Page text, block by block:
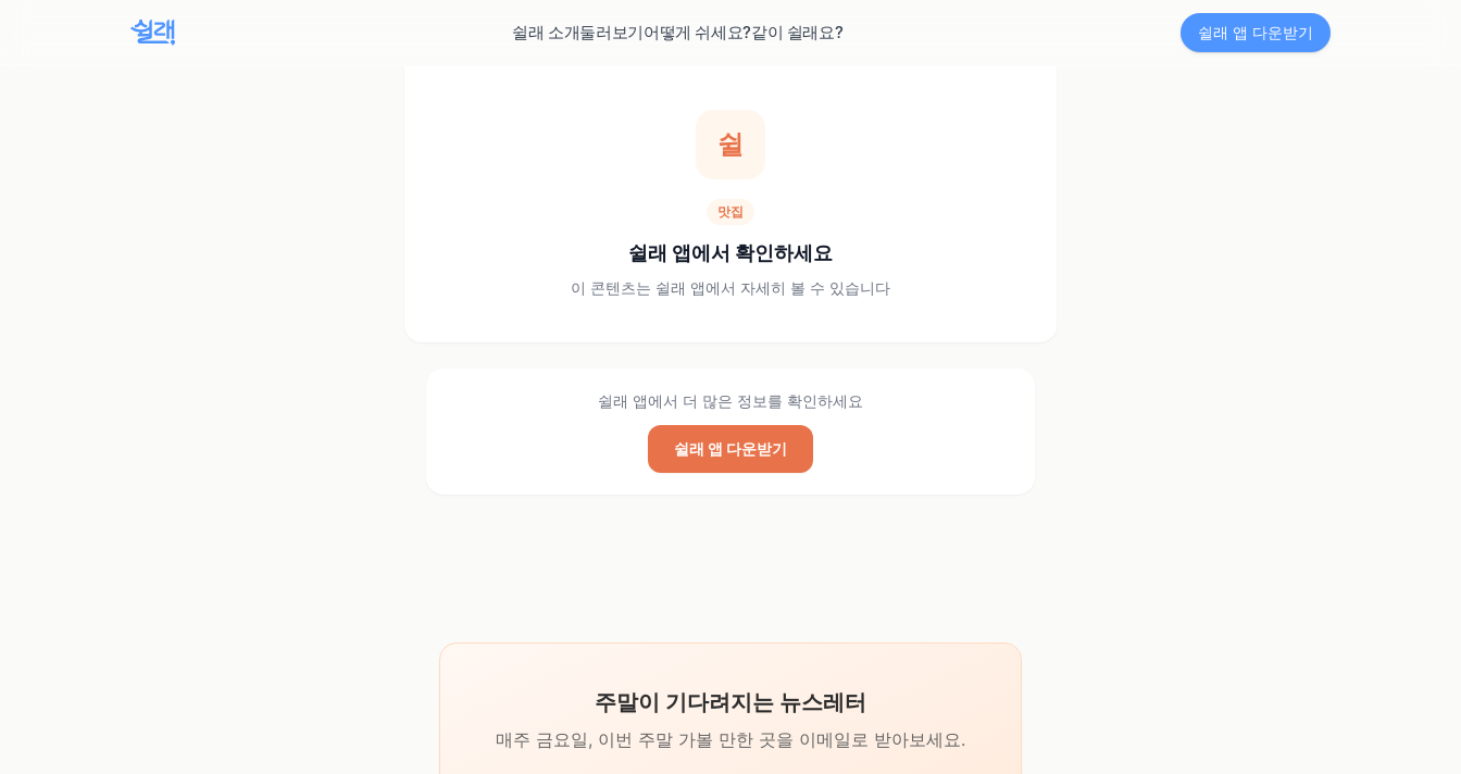
쉴래 소개둘러보기어떻게 쉬세요?같이 쉴래요? 쉴래 앱 다운받기
쉴
맛집
쉴래 앱에서 확인하세요
이 콘텐츠는 쉴래 앱에서 자세히 볼 수 있습니다
쉴래 앱에서 더 많은 정보를 확인하세요
쉴래 앱 다운받기
주말이 기다려지는 뉴스레터
매주 금요일, 이번 주말 가볼 만한 곳을 이메일로 받아보세요.